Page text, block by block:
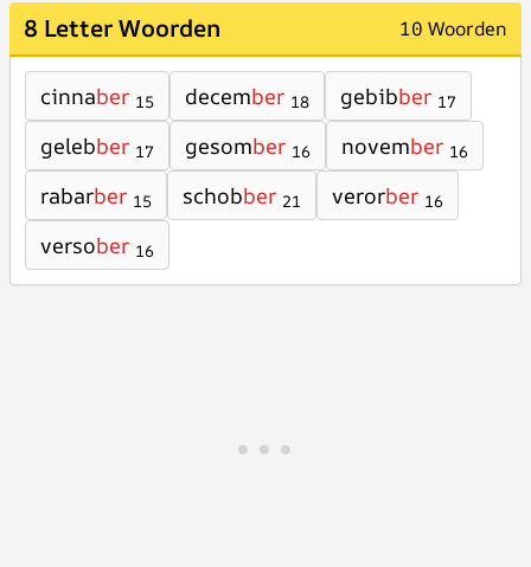
8 Letter Woorden 10 Woorden
cinnaber 15 december 18 gebibber 17
gelebber 17 gesomber 16 november 16
rabarber 15 schobber 21 verorber 16
versober 16